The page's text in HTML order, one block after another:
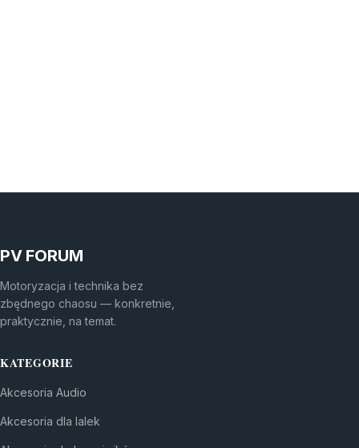
PV FORUM
Motoryzacja i technika bez
zbędnego chaosu — konkretnie,
praktycznie, na temat.
KATEGORIE
Akcesoria Audio
Akcesoria dla lalek